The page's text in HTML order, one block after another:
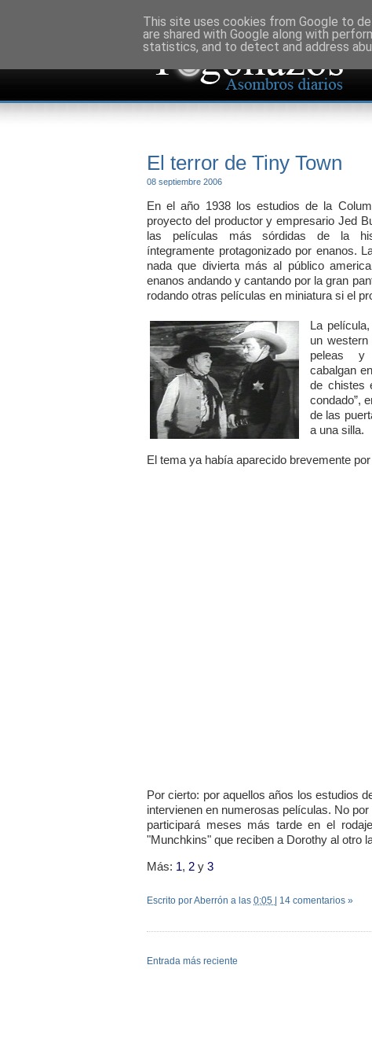
El terror de Tiny Town
08 septiembre 2006
En el año 1938 los estudios de la
proyecto del productor y empresario Jed
las películas más sórdidas de la
íntegramente protagonizado por enanos.
nada que divierta más al público
enanos andando y cantando por la gran
rodando otras películas en miniatura si el
La
un
peleas y
cabalgan
de chistes
condado”,
de las
a una silla.
El tema ya había aparecido brevemente
Por cierto: por aquellos años los estudios
intervienen en numerosas películas. No
participará meses más tarde en el
"Munchkins" que reciben a Dorothy al otro
Más: 1, 2 y 3
Escrito por Aberrón a las 0:05 | 14 comentarios »
Entrada más reciente
This site uses cookies from Google to
are shared with Google along with
statistics, and to detect and address